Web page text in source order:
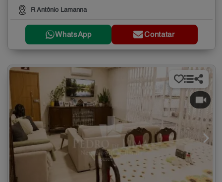
R Antônio Lamanna
WhatsApp Contatar